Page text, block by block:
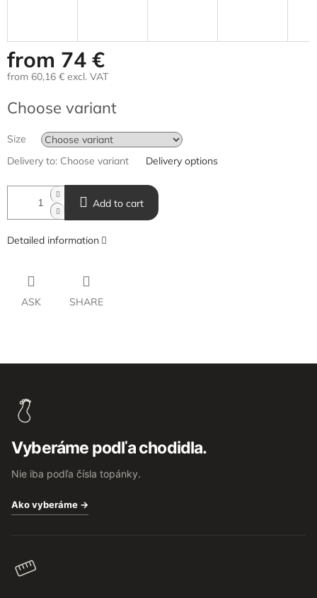
from 74 €
from 60,16 € excl. VAT
price:
Choose variant
Size
Delivery to: Choose variant Delivery options
Add to cart
Detailed information
ASK SHARE
Vyberáme podľa chodidla.
Nie iba podľa čísla topánky.
Ako vyberáme →